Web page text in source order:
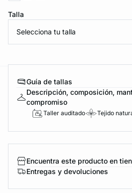
Talla
Selecciona tu talla
Guía de tallas
Descripción, composición,
compromiso
Taller auditado Tejido
Encuentra este producto en
Entregas y devoluciones